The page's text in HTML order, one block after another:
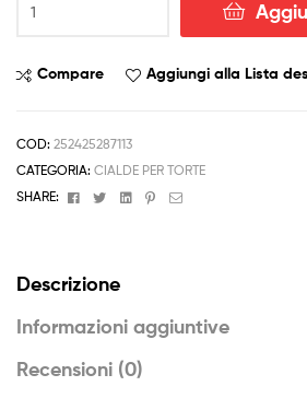
per
BIANCANEVE
formato
A4
torta
Compare Aggiungi alla Lista
COD: 252425287113
CATEGORIA: CIALDE PER TORTE
SHARE:
FacebookTwitterLinkedinPinterest
Email
Descrizione
Informazioni aggiuntive
Recensioni (0)